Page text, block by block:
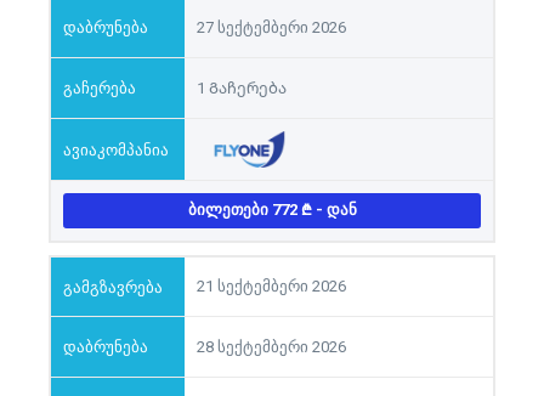
27 სექტემბერი 2026
1 Გაჩერება
ᲑᲘᲚᲔᲗᲔᲑᲘ 772 - ᲓᲐᲜ
21 სექტემბერი 2026
28 სექტემბერი 2026